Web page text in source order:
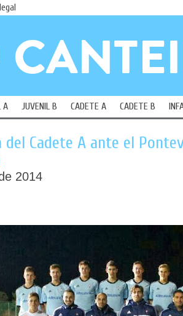
A JUVENIL B CADETE A CADETE B
Cadete A ante el
2014